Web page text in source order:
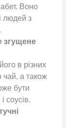
Воно
людей з
згущене
в різних
чай, а також
бути
соусів.